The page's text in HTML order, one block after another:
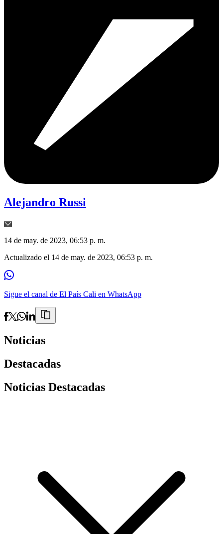
Alejandro Russi
14 de may. de 2023, 06:53 p. m.
Actualizado el 14 de may. de 2023, 06:53 p. m.
Sigue el canal de El País Cali en WhatsApp
Noticias
Destacadas
Noticias Destacadas